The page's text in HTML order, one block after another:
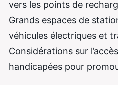
vers les points de
Grands espaces de
véhicules électriques et
Considérations sur
handicapées pour